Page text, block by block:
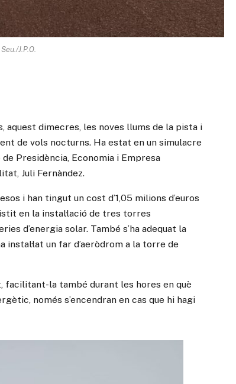
J.P.O.
aquest dimecres, les noves llums de la pista i
de vols nocturns. Ha estat en un simulacre
Presidència, Economia i Empresa
Juli Fernàndez.
i han tingut un cost d’1,05 milions d’euros
en la instal·lació de tres torres
d’energia solar. També s’ha adequat la
instal·lat un far d’aeròdrom a la torre de
facilitant-la també durant les hores en què
només s’encendran en cas que hi hagi